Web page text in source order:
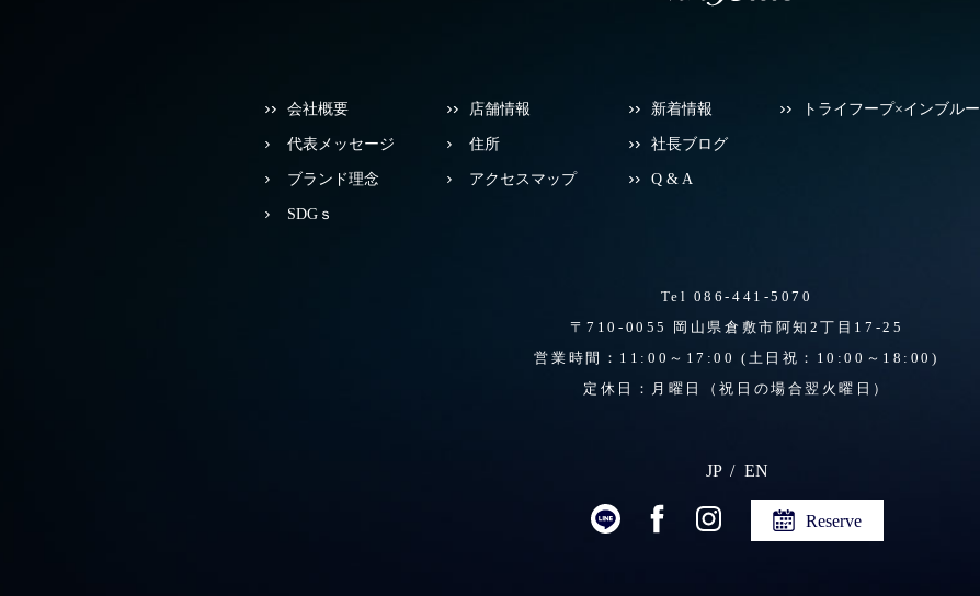
会社概要
代表メッセージ
ブランド理念
SDGｓ
店舗情報
住所
アクセスマップ
新着情報
社長ブログ
Q & A
トライフープ×インブルー
Tel 086-441-5070
〒710-0055 岡山県倉敷市阿知2丁目17-25
営業時間：11:00～17:00 (土日祝：10:00～18:00)
定休日：月曜日（祝日の場合翌火曜日）
JP EN
Reserve